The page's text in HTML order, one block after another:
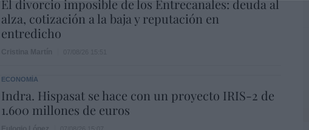
El divorcio imposible de los Entrecanales: deuda al
alza, cotización a la baja y reputación en
entredicho
ECONOMÍA
Indra. Hispasat se hace con un proyecto IRIS-2 de
1.600 millones de euros